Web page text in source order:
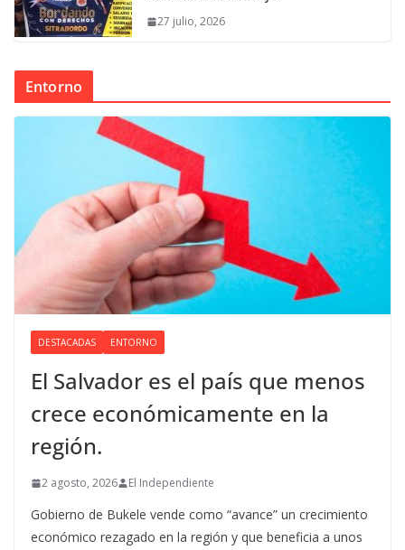
27 julio, 2026
Entorno
DESTACADAS ENTORNO
El Salvador es el país que menos
crece económicamente en la
región.
2 agosto, 2026 El Independiente
Gobierno de Bukele vende como “avance” un crecimiento
económico rezagado en la región y que beneficia a unos